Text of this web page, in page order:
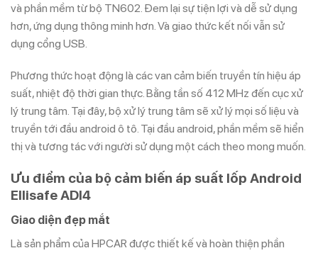
và phần mềm từ bộ TN602. Đem lại sự tiện lợi và dễ sử dụng
hơn, ứng dụng thông minh hơn. Và giao thức kết nối vẫn sử
dụng cổng USB.
Phương thức hoạt động là các van cảm biến truyền tín hiệu áp
suất, nhiệt độ thời gian thực. Bằng tần số 412 MHz đến cục xử
lý trung tâm. Tại đây, bộ xử lý trung tâm sẽ xử lý mọi số liệu và
truyền tới đầu android ô tô. Tại đầu android, phần mềm sẽ hiển
thị và tương tác với người sử dụng một cách theo mong muốn.
Ưu điểm của bộ cảm biến áp suất lốp Android
Ellisafe ADI4
Giao diện đẹp mắt
Là sản phẩm của HPCAR được thiết kế và hoàn thiện phần